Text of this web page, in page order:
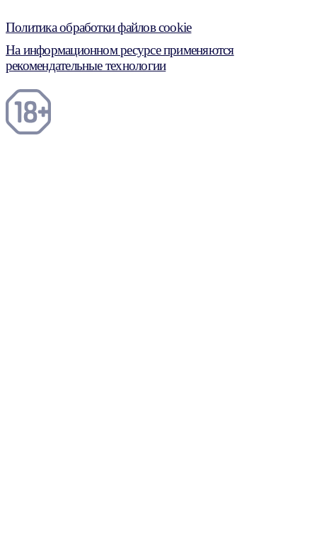
Политика обработки файлов cookie
На информационном ресурсе применяются
рекомендательные технологии